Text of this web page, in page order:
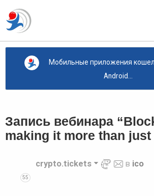
Мобильные приложения
Android...
Запись вебинара
making it more than just
55
crypto.tickets в ico